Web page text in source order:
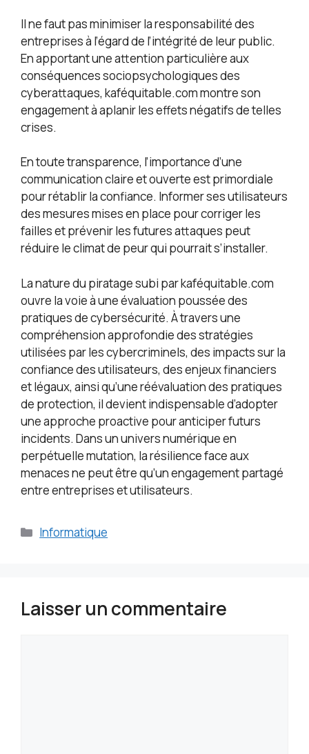
Il ne faut pas minimiser la responsabilité des
entreprises à l’égard de l’intégrité de leur public.
En apportant une attention particulière aux
conséquences sociopsychologiques des
cyberattaques, kaféquitable.com montre son
engagement à aplanir les effets négatifs de telles
crises.
En toute transparence, l’importance d’une
communication claire et ouverte est primordiale
pour rétablir la confiance. Informer ses utilisateurs
des mesures mises en place pour corriger les
failles et prévenir les futures attaques peut
réduire le climat de peur qui pourrait s’installer.
La nature du piratage subi par kaféquitable.com
ouvre la voie à une évaluation poussée des
pratiques de cybersécurité. À travers une
compréhension approfondie des stratégies
utilisées par les cybercriminels, des impacts sur la
confiance des utilisateurs, des enjeux financiers
et légaux, ainsi qu’une réévaluation des pratiques
de protection, il devient indispensable d’adopter
une approche proactive pour anticiper futurs
incidents. Dans un univers numérique en
perpétuelle mutation, la résilience face aux
menaces ne peut être qu’un engagement partagé
entre entreprises et utilisateurs.
Catégories
Informatique
Laisser un commentaire